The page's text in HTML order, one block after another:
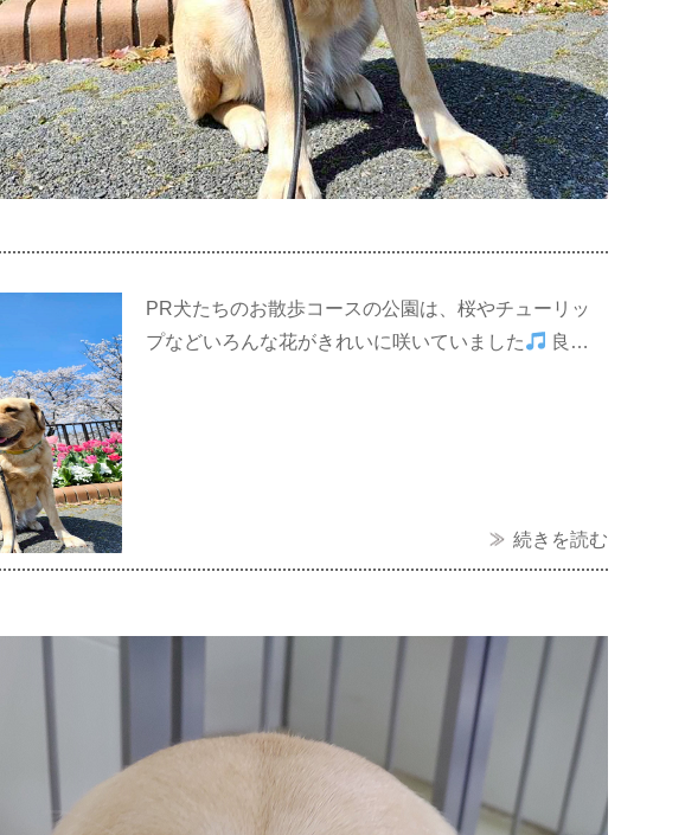
PR犬たちのお散歩コースの公園は、桜やチューリッ
プなどいろんな花がきれいに咲いていました
良…
続きを読む